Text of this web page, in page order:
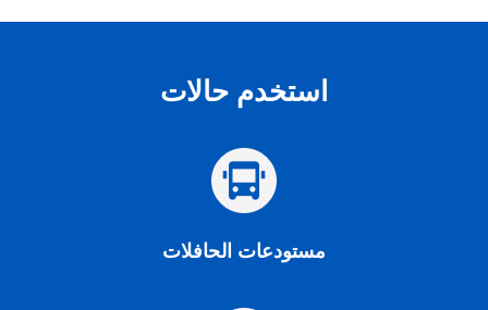
استخدم حالات
مستودعات الحافلات